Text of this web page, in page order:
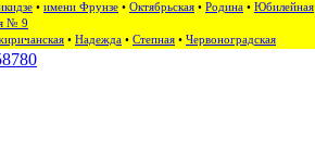
• имени Фрунзе • Октябрьская • Родина • Юбилейная
№ 9
• Надежда • Степная • Червоноградская